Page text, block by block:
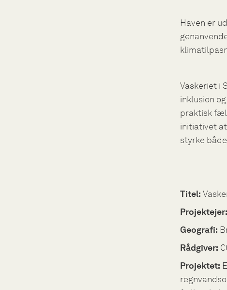
Haven er
Vaskeriet i
inklusion
praktisk
initiativet
styrke
Titel:
Projektejer:
Geografi:
Rådgiver:
Projektet: